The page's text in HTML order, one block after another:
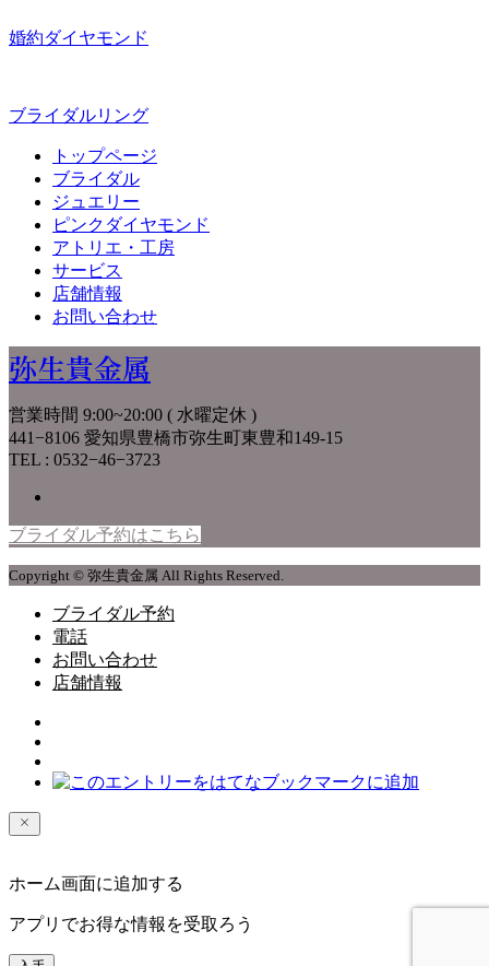
婚約ダイヤモンド
ブライダルリング
トップページ
ブライダル
ジュエリー
ピンクダイヤモンド
アトリエ・工房
サービス
店舗情報
お問い合わせ
弥生貴金属
営業時間 9:00~20:00 ( 水曜定休 )
441−8106 愛知県豊橋市弥生町東豊和149-15
TEL : 0532−46−3723
ブライダル予約はこちら
Copyright © 弥生貴金属 All Rights Reserved.
ブライダル予約
電話
お問い合わせ
店舗情報
ホーム画面に追加する
アプリでお得な情報を受取ろう